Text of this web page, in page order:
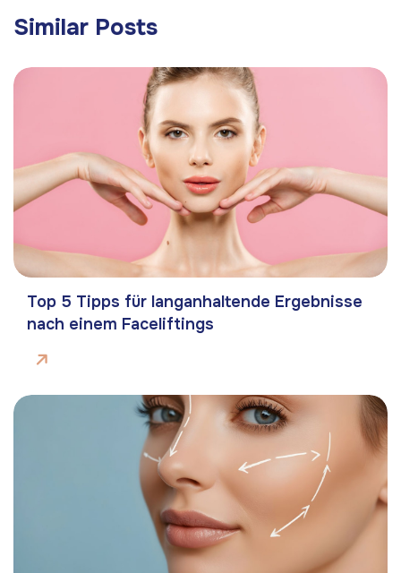
Similar Posts
Top 5 Tipps für langanhaltende Ergebnisse
nach einem Faceliftings